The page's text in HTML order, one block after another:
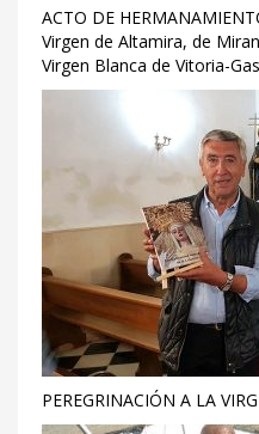
ACTO DE
Virgen de Altamira, de
Virgen Blanca de Vitoria-
PEREGRINACIÓN A LA